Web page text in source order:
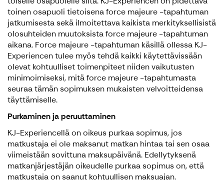
toinen osapuoli tietoisena force majeure -tapahtuman
jatkumisesta sekä ilmoitettava kaikista merkityksellisistä
olosuhteiden muutoksista force majeure -tapahtuman
aikana. Force majeure -tapahtuman käsillä ollessa KJ-
Experiencen tulee myös tehdä kaikki käytettävissään
olevat kohtuulliset toimenpiteet niiden vaikutusten
minimoimiseksi, mitä force majeure -tapahtumasta
seuraa tämän sopimuksen mukaisten velvoitteidensa
täyttämiselle.
Purkaminen ja peruuttaminen
KJ-Experiencellä on oikeus purkaa sopimus, jos
matkustaja ei ole maksanut matkan hintaa tai sen osaa
viimeistään sovittuna maksupäivänä. Edellytyksenä
matkanjärjestäjän oikeudelle purkaa sopimus on, että
matkustaja on saanut kohtuullisen maksuajan.